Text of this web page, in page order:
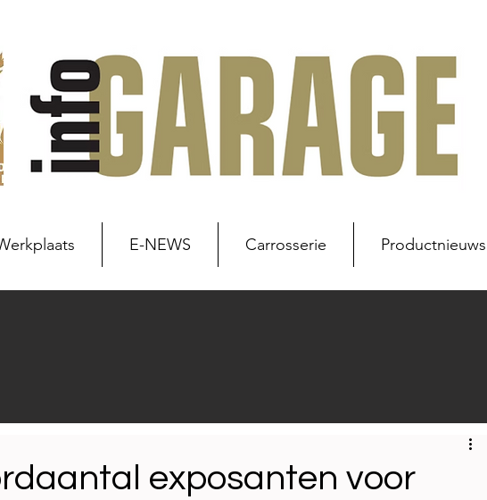
E-NEWS Carrosserie Productnieuws
exposanten voor